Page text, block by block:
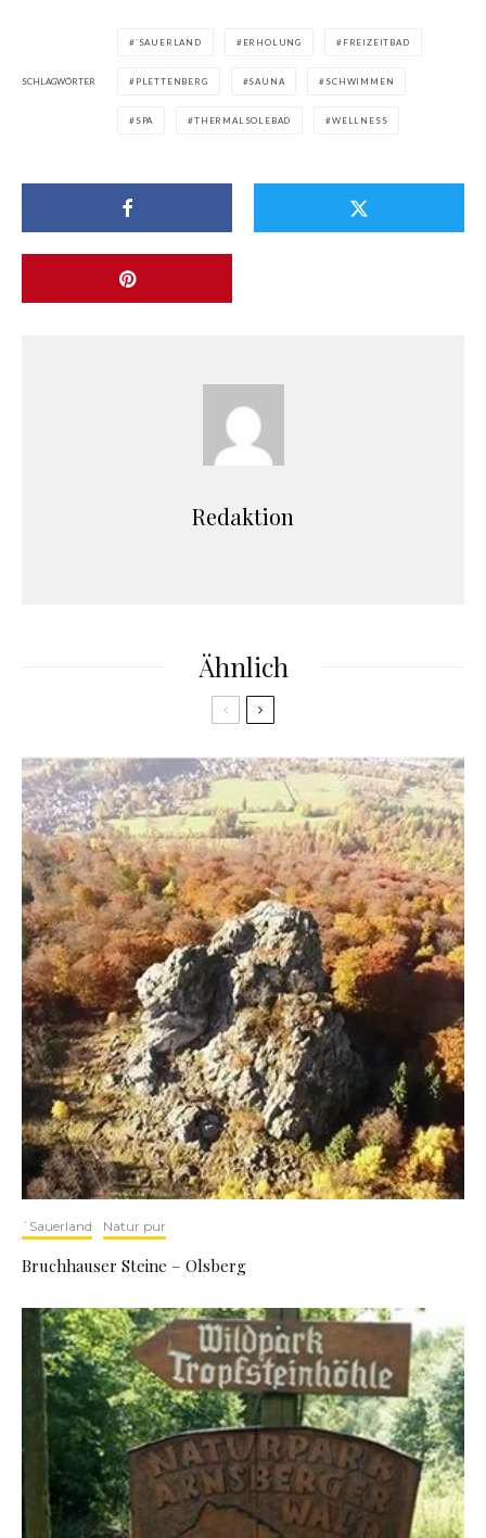
SCHLAGWÖRTER
`SAUERLAND ERHOLUNG FREIZEITBAD
PLETTENBERG SAUNA SCHWIMMEN
SPA THERMALSOLEBAD WELLNESS
Redaktion
Ähnlich
`Sauerland Natur pur
Bruchhauser Steine – Olsberg